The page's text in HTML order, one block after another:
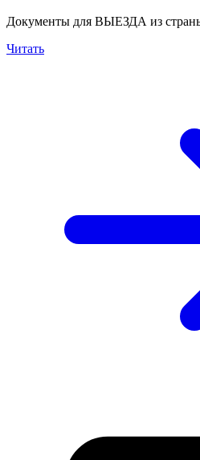
Документы для ВЫЕЗДА из
Читать